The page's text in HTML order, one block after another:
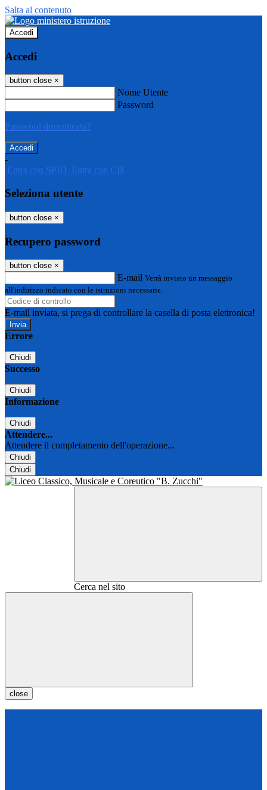
Salta al contenuto
Accedi
Accedi
button close ×
Nome Utente
Password
Password dimenticata?
-
Entra con SPID Entra con CIE
Seleziona utente
button close ×
Recupero password
button close ×
E-mail Verrà inviato un messaggio
all'indirizzo indicato con le istruzioni necessarie.
E-mail inviata, si prega di controllare la casella di posta elettronica!
Errore
Chiudi
Successo
Chiudi
Informazione
Chiudi
Attendere...
Attendere il completamento dell'operazione...
Chiudi
Chiudi
Cerca nel sito
close